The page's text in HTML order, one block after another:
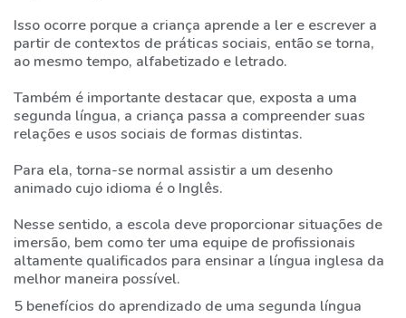
Isso ocorre porque a criança aprende a ler e escrever a
partir de contextos de práticas sociais, então se torna,
ao mesmo tempo, alfabetizado e letrado.
Também é importante destacar que, exposta a uma
segunda língua, a criança passa a compreender suas
relações e usos sociais de formas distintas.
Para ela, torna-se normal assistir a um desenho
animado cujo idioma é o Inglês.
Nesse sentido, a escola deve proporcionar situações de
imersão, bem como ter uma equipe de profissionais
altamente qualificados para ensinar a língua inglesa da
melhor maneira possível.
5 benefícios do aprendizado de uma segunda língua